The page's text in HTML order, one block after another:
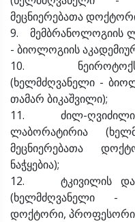
მეცნიერებათა
9. მემბრანოლოგიის
- ბიოლოგიის
10.
(ხელმძღვანელი -
თამარ ბიკაშვილი);
11. ძილ-ღვიძილის
ლაბორატირია
მეცნიერებათა
ნაჭყებია);
12. ტკივილის და
(ხელმძღვანელი -
დოქტორი, პროფესორი